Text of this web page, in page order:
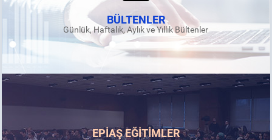
BÜLTENLER
Günlük, Haftalık, Aylık ve Yıllık Bültenler
EPİAŞ EĞİTİMLER